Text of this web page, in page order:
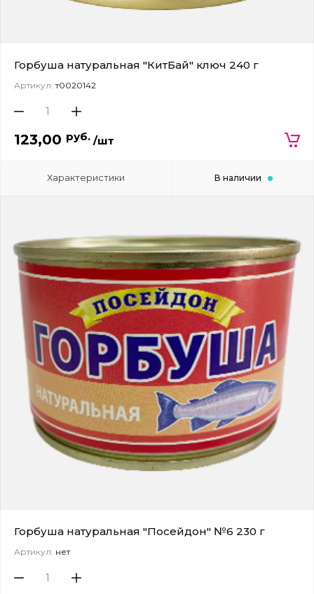
Горбуша натуральная "КитБай" ключ 240 г
Артикул: т0020142
123,00 руб. /шт
Характеристики В наличии
Горбуша натуральная "Посейдон" №6 230 г
Артикул: нет